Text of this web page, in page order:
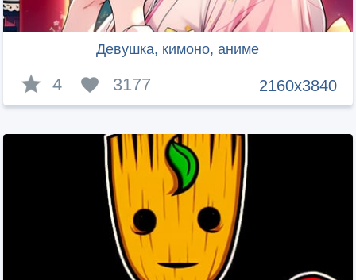
Девушка, кимоно, аниме
2160x3840
4 3177